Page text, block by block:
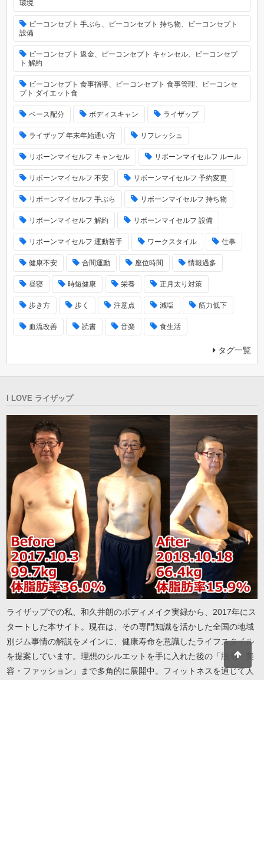
環境
ビーコンセプト 手ぶら、ビーコンセプト 持ち物、ビーコンセプト
設備
ビーコンセプト 返金、ビーコンセプト キャンセル、ビーコンセプ
ト 解約
ビーコンセプト 食事指導、ビーコンセプト 食事管理、ビーコンセ
プト ダイエット食
ペース配分 ボディスキャン ライザップ
ライザップ 年末年始通い方 リフレッシュ
リボーンマイセルフ キャンセル リボーンマイセルフ ルール
リボーンマイセルフ 不安 リボーンマイセルフ 予約変更
リボーンマイセルフ 手ぶら リボーンマイセルフ 持ち物
リボーンマイセルフ 解約 リボーンマイセルフ 設備
リボーンマイセルフ 運動苦手 ワークスタイル 仕事
健康不安 合間運動 座位時間 情報過多
昼寝 時短健康 栄養 正月太り対策
歩き方 歩く 注意点 減塩 筋力低下
血流改善 読書 音楽 食生活
タグ一覧
I LOVE ライザップ
ライザップでの私、和久井朗のボディメイク実録から、2017年にス
タートした本サイト。現在は、その専門知識を活かした全国の地域
別ジム事情の解説をメインに、健康寿命を意識したライフスタイル
を提案しています。理想のシルエットを手に入れた後の「脱毛・美
容・ファッション」まで多角的に展開中。フィットネスを通じて人